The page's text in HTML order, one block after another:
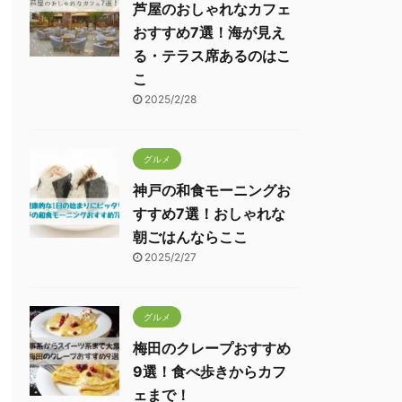
芦屋のおしゃれなカフェ
おすすめ7選！海が見え
る・テラス席あるのはこ
こ
2025/2/28
グルメ
神戸の和食モーニングお
すすめ7選！おしゃれな
朝ごはんならここ
2025/2/27
グルメ
梅田のクレープおすすめ
9選！食べ歩きからカフ
ェまで！